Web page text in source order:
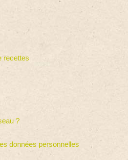
recettes
?
données personnelles